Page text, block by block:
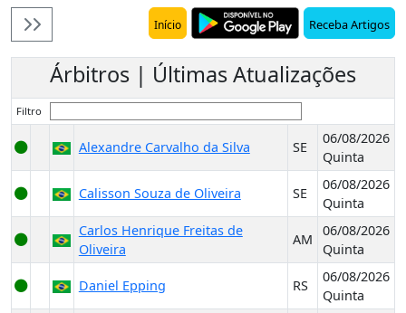
Receba Artigos
Início
Árbitros | Últimas Atualizações
Filtro
Alexandre Carvalho da Silva SE
06/08/2026
Quinta
Calisson Souza de Oliveira SE
06/08/2026
Quinta
Carlos Henrique Freitas de
Oliveira
AM
06/08/2026
Quinta
Daniel Epping RS
06/08/2026
Quinta